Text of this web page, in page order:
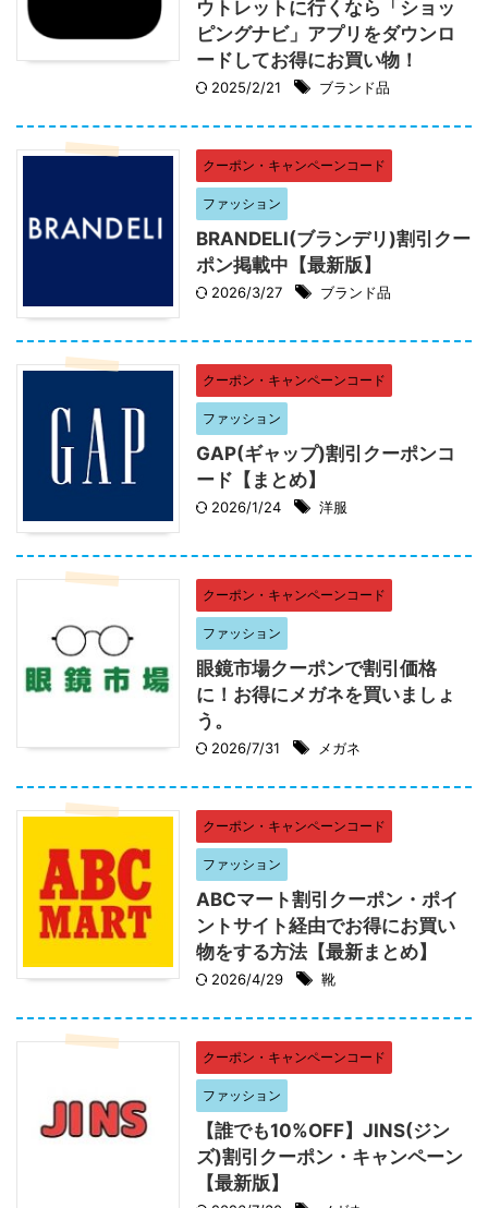
ウトレットに行くなら「ショッ
ピングナビ」アプリをダウンロ
ードしてお得にお買い物！
2025/2/21 ブランド品
クーポン・キャンペーンコード
ファッション
BRANDELI(ブランデリ)割引クー
ポン掲載中【最新版】
2026/3/27 ブランド品
クーポン・キャンペーンコード
ファッション
GAP(ギャップ)割引クーポンコ
ード【まとめ】
2026/1/24 洋服
クーポン・キャンペーンコード
ファッション
眼鏡市場クーポンで割引価格
に！お得にメガネを買いましょ
う。
2026/7/31 メガネ
クーポン・キャンペーンコード
ファッション
ABCマート割引クーポン・ポイ
ントサイト経由でお得にお買い
物をする方法【最新まとめ】
2026/4/29 靴
クーポン・キャンペーンコード
ファッション
【誰でも10%OFF】JINS(ジン
ズ)割引クーポン・キャンペーン
【最新版】